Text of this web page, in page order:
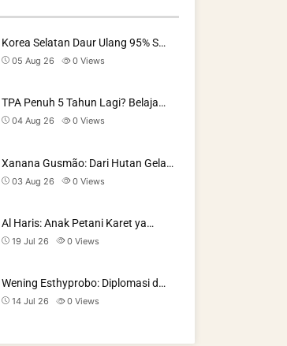
Korea Selatan Daur Ulang 95% S…
05 Aug 26 0 Views
TPA Penuh 5 Tahun Lagi? Belaja…
04 Aug 26 0 Views
Xanana Gusmão: Dari Hutan Gela…
03 Aug 26 0 Views
Al Haris: Anak Petani Karet ya…
19 Jul 26 0 Views
Wening Esthyprobo: Diplomasi d…
14 Jul 26 0 Views